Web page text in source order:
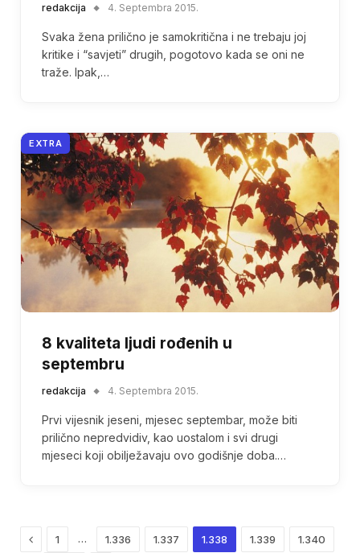
redakcija 4. Septembra 2015.
Svaka žena prilično je samokritična i ne trebaju joj
kritike i “savjeti” drugih, pogotovo kada se oni ne
traže. Ipak,…
EXTRA
8 kvaliteta ljudi rođenih u
septembru
redakcija 4. Septembra 2015.
Prvi vijesnik jeseni, mjesec septembar, može biti
prilično nepredvidiv, kao uostalom i svi drugi
mjeseci koji obilježavaju ovo godišnje doba.…
Previous
1 … 1.336 1.337 1.338 1.339
1.340